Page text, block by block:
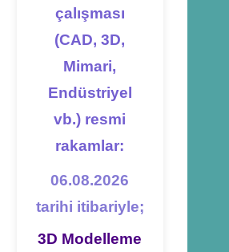
çalışması
(CAD, 3D,
Mimari,
Endüstriyel
vb.) resmi
rakamlar:
06.08.2026
tarihi itibariyle;
3D Modelleme